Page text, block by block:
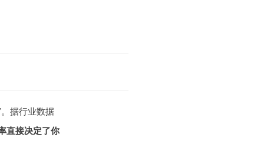
据行业数据
直接决定了你